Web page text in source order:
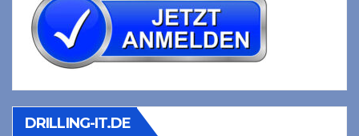
DRILLING-IT.DE